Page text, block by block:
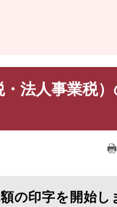
法人事業税
の印字を開始し